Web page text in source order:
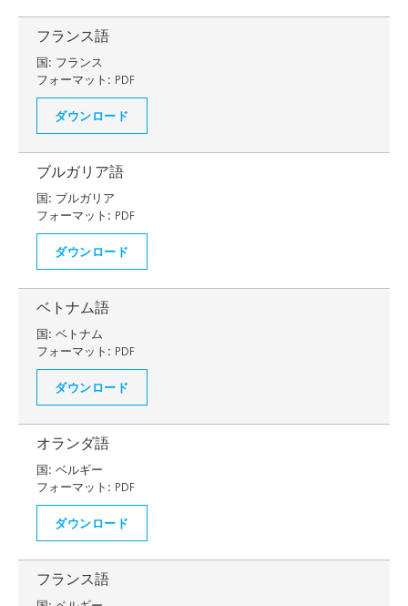
フランス語
国: フランス
フォーマット: PDF
ダウンロード
ブルガリア語
国: ブルガリア
フォーマット: PDF
ダウンロード
ベトナム語
国: ベトナム
フォーマット: PDF
ダウンロード
オランダ語
国: ベルギー
フォーマット: PDF
ダウンロード
フランス語